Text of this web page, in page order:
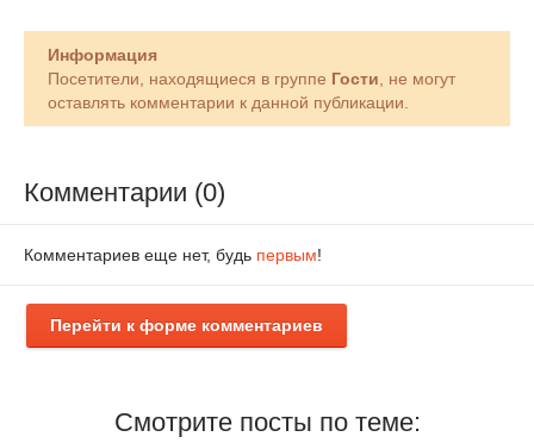
Информация
Посетители, находящиеся в группе Гости , не могут
оставлять комментарии к данной публикации.
Комментарии (0)
Комментариев еще нет, будь первым!
Перейти к форме комментариев
Смотрите посты по теме: